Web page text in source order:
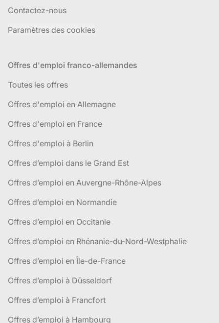
Contactez-nous
Paramètres des cookies
Offres d'emploi franco-allemandes
Toutes les offres
Offres d'emploi en Allemagne
Offres d'emploi en France
Offres d'emploi à Berlin
Offres d’emploi dans le Grand Est
Offres d’emploi en Auvergne-Rhône-Alpes
Offres d’emploi en Normandie
Offres d’emploi en Occitanie
Offres d’emploi en Rhénanie-du-Nord-Westphalie
Offres d’emploi en Île-de-France
Offres d’emploi à Düsseldorf
Offres d’emploi à Francfort
Offres d’emploi à Hambourg